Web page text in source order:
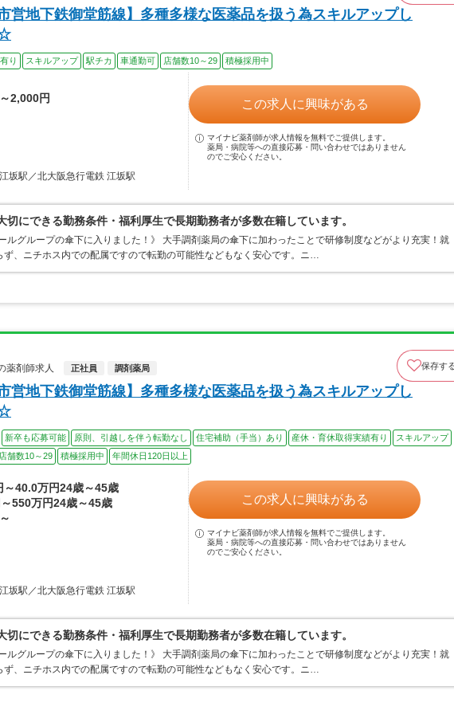
営地下鉄御堂筋線】多種多様な医薬品を扱う為スキルアップし
☆
り スキルアップ 駅チカ 車通勤可 店舗数10～29 積極採用中
2,000円
坂駅／北大阪急行電鉄 江坂駅
この求人に興味がある
マイナビ薬剤師が求人情報を無料でご提供します。
薬局・病院等への直接応募・問い合わせではありません
のでご安心ください。
切にできる勤務条件・福利厚生で長期勤務者が多数在籍しています。
ルグループの傘下に入りました！》 大手調剤薬局の傘下に加わったことで研修制度などがより充実！就
ず、ニチホス内での配属ですので転勤の可能性などもなく安心です。ニ…
薬剤師求人
正社員 調剤薬局 保存す
営地下鉄御堂筋線】多種多様な医薬品を扱う為スキルアップし
☆
新卒も応募可能 原則、引越しを伴う転勤なし 住宅補助（手当）あり 産休・育休取得実績有り
スキルアップ
店舗数10～29 積極採用中 年間休日120日以上
～40.0万円24歳～45歳
～550万円24歳～45歳
坂駅／北大阪急行電鉄 江坂駅
この求人に興味がある
マイナビ薬剤師が求人情報を無料でご提供します。
薬局・病院等への直接応募・問い合わせではありません
のでご安心ください。
切にできる勤務条件・福利厚生で長期勤務者が多数在籍しています。
ルグループの傘下に入りました！》 大手調剤薬局の傘下に加わったことで研修制度などがより充実！就
ず、ニチホス内での配属ですので転勤の可能性などもなく安心です。ニ…